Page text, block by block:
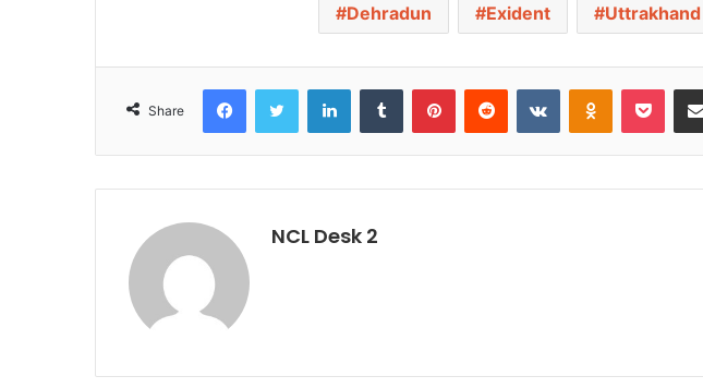
Dehradun Exident Uttrakhand
Share
NCL Desk 2